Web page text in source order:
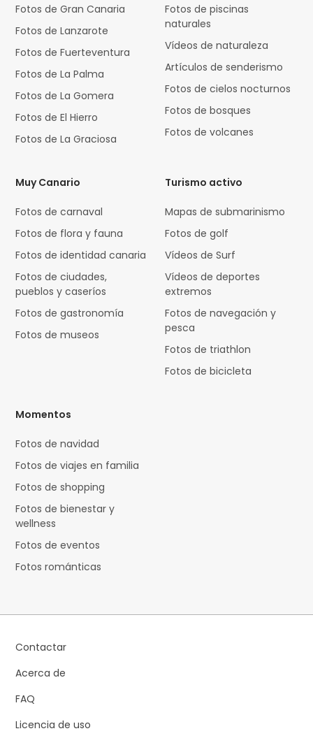
Fotos de Gran Canaria
Fotos de Lanzarote
Fotos de Fuerteventura
Fotos de La Palma
Fotos de La Gomera
Fotos de El Hierro
Fotos de La Graciosa
Fotos de piscinas
naturales
Vídeos de naturaleza
Artículos de senderismo
Fotos de cielos nocturnos
Fotos de bosques
Fotos de volcanes
Muy Canario
Fotos de carnaval
Fotos de flora y fauna
Fotos de identidad canaria
Fotos de ciudades,
pueblos y caseríos
Fotos de gastronomía
Fotos de museos
Turismo activo
Mapas de submarinismo
Fotos de golf
Vídeos de Surf
Vídeos de deportes
extremos
Fotos de navegación y
pesca
Fotos de triathlon
Fotos de bicicleta
Momentos
Fotos de navidad
Fotos de viajes en familia
Fotos de shopping
Fotos de bienestar y
wellness
Fotos de eventos
Fotos románticas
Contactar
Acerca de
FAQ
Licencia de uso